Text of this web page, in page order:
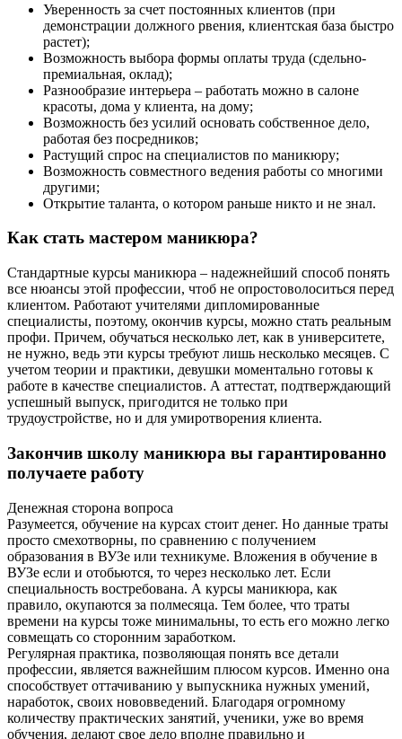
Уверенность за счет постоянных клиентов (при
демонстрации должного рвения, клиентская база быстро
растет);
Возможность выбора формы оплаты труда (сдельно-
премиальная, оклад);
Разнообразие интерьера – работать можно в салоне
красоты, дома у клиента, на дому;
Возможность без усилий основать собственное дело,
работая без посредников;
Растущий спрос на специалистов по маникюру;
Возможность совместного ведения работы со многими
другими;
Открытие таланта, о котором раньше никто и не знал.
Как стать мастером маникюра?
Стандартные курсы маникюра – надежнейший способ понять
все нюансы этой профессии, чтоб не опростоволоситься перед
клиентом. Работают учителями дипломированные
специалисты, поэтому, окончив курсы, можно стать реальным
профи. Причем, обучаться несколько лет, как в университете,
не нужно, ведь эти курсы требуют лишь несколько месяцев. С
учетом теории и практики, девушки моментально готовы к
работе в качестве специалистов. А аттестат, подтверждающий
успешный выпуск, пригодится не только при
трудоустройстве, но и для умиротворения клиента.
Закончив школу маникюра вы гарантированно
получаете работу
Денежная сторона вопроса
Разумеется, обучение на курсах стоит денег. Но данные траты
просто смехотворны, по сравнению с получением
образования в ВУЗе или техникуме. Вложения в обучение в
ВУЗе если и отобьются, то через несколько лет. Если
специальность востребована. А курсы маникюра, как
правило, окупаются за полмесяца. Тем более, что траты
времени на курсы тоже минимальны, то есть его можно легко
совмещать со сторонним заработком.
Регулярная практика, позволяющая понять все детали
профессии, является важнейшим плюсом курсов. Именно она
способствует оттачиванию у выпускника нужных умений,
наработок, своих нововведений. Благодаря огромному
количеству практических занятий, ученики, уже во время
обучения, делают свое дело вполне правильно и